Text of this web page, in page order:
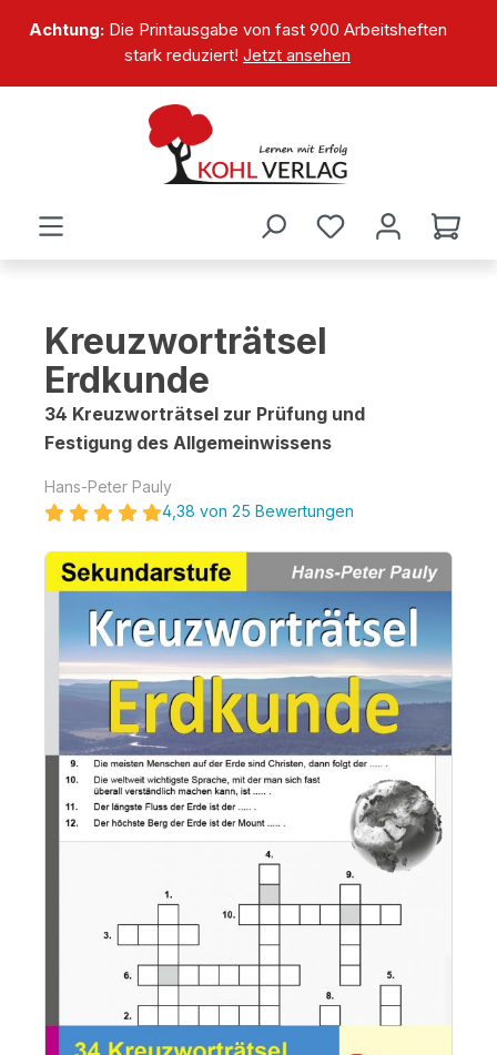
springen
Achtung:Die Printausgabe von fast 900 Arbeitsheften
stark reduziert! Jetzt ansehen
Kreuzworträtsel
Erdkunde
34 Kreuzworträtsel zur Prüfung und
Festigung des Allgemeinwissens
Hans-Peter Pauly
4,38 von 25 Bewertungen
Bildergalerie überspringen